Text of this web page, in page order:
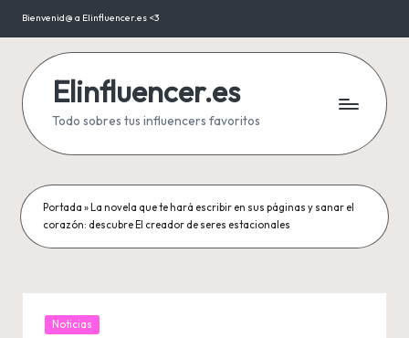
Saltar
contenido
Bienvenid@ a Elinfluencer.es <3
Elinfluencer.es
Todo sobres tus influencers favoritos
Portada » La novela que te hará escribir en sus páginas y sanar el
corazón: descubre El creador de seres estacionales
Publicada
Noticias